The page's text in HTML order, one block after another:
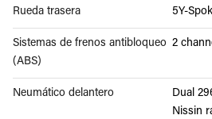
Rueda trasera 5Y-
Sistemas de frenos antibloqueo
(ABS)
2
Neumático delantero
Dual
Nissin